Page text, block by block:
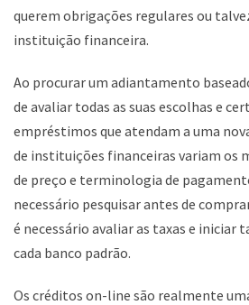
querem obrigações regulares ou
instituição financeira.
Ao procurar um adiantamento
de avaliar todas as suas escolhas e
empréstimos que atendam a uma
de instituições financeiras variam os
de preço e terminologia de
necessário pesquisar antes de
é necessário avaliar as taxas e iniciar
cada banco padrão.
Os créditos on-line são realmente